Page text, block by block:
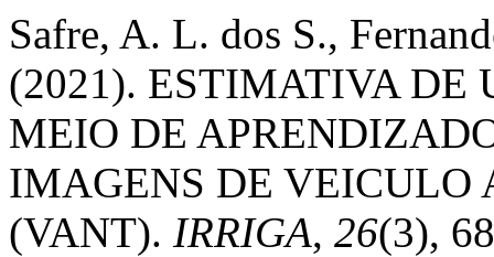
Safre, A. L. dos S.,
(2021). ESTIMATIVA DE
MEIO DE
IMAGENS DE VEICULO
(VANT). IRRIGA, 26(3),